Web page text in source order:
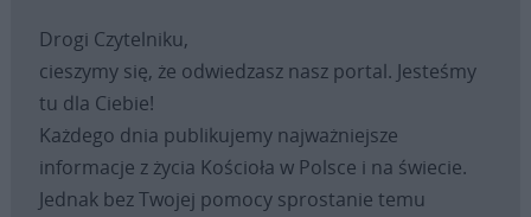
Drogi Czytelniku,
cieszymy się, że odwiedzasz nasz portal. Jesteśmy
tu dla Ciebie!
Każdego dnia publikujemy najważniejsze
informacje z życia Kościoła w Polsce i na świecie.
Jednak bez Twojej pomocy sprostanie temu